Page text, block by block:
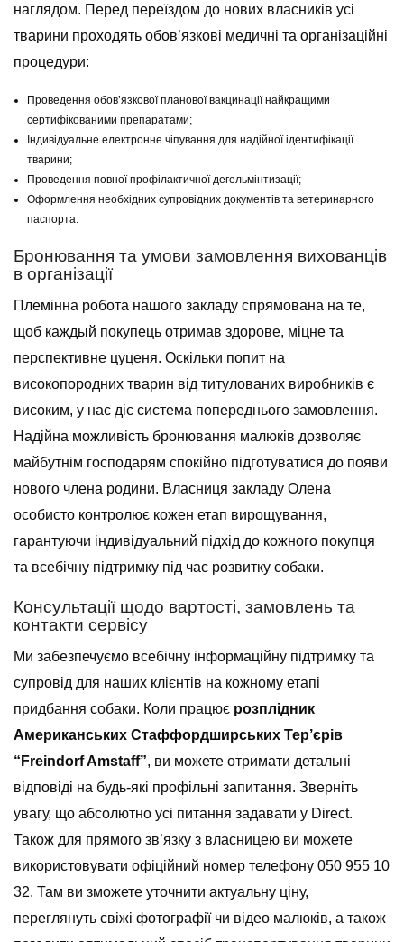
наглядом. Перед переїздом до нових власників усі
тварини проходять обов’язкові медичні та організаційні
процедури:
Проведення обов’язкової планової вакцинації найкращими
сертифікованими препаратами;
Індивідуальне електронне чіпування для надійної ідентифікації
тварини;
Проведення повної профілактичної дегельмінтизації;
Оформлення необхідних супровідних документів та ветеринарного
паспорта.
Бронювання та умови замовлення вихованців
в організації
Племінна робота нашого закладу спрямована на те,
щоб каждый покупець отримав здорове, міцне та
перспективне цуценя. Оскільки попит на
високопородних тварин від титулованих виробників є
високим, у нас діє система попереднього замовлення.
Надійна можливість бронювання малюків дозволяє
майбутнім господарям спокійно підготуватися до появи
нового члена родини. Власниця закладу Олена
особисто контролює кожен етап вирощування,
гарантуючи індивідуальний підхід до кожного покупця
та всебічну підтримку під час розвитку собаки.
Консультації щодо вартості, замовлень та
контакти сервісу
Ми забезпечуємо всебічну інформаційну підтримку та
супровід для наших клієнтів на кожному етапі
придбання собаки. Коли працює розплідник
Американських Стаффордширських Тер’єрів
“Freindorf Amstaff”, ви можете отримати детальні
відповіді на будь-які профільні запитання. Зверніть
увагу, що абсолютно усі питання задавати у Direct.
Також для прямого зв’язку з власницею ви можете
використовувати офіційний номер телефону 050 955 10
32. Там ви зможете уточнити актуальну ціну,
переглянуть свіжі фотографії чи відео малюків, а також